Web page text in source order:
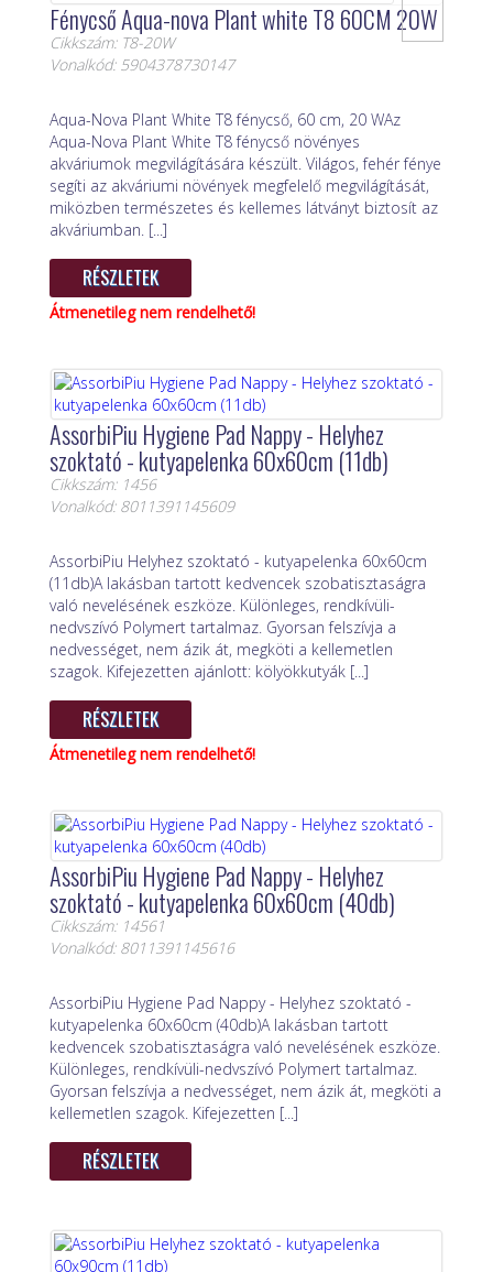
Fénycső Aqua-nova Plant white T8 60CM 20W
Cikkszám: T8-20W
Vonalkód: 5904378730147
Aqua-Nova Plant White T8 fénycső, 60 cm, 20 WAz
Aqua-Nova Plant White T8 fénycső növényes
akváriumok megvilágítására készült. Világos, fehér fénye
segíti az akváriumi növények megfelelő megvilágítását,
miközben természetes és kellemes látványt biztosít az
akváriumban. [...]
RÉSZLETEK
Átmenetileg nem rendelhető!
AssorbiPiu Hygiene Pad Nappy - Helyhez
szoktató - kutyapelenka 60x60cm (11db)
Cikkszám: 1456
Vonalkód: 8011391145609
AssorbiPiu Helyhez szoktató - kutyapelenka 60x60cm
(11db)A lakásban tartott kedvencek szobatisztaságra
való nevelésének eszköze. Különleges, rendkívüli-
nedvszívó Polymert tartalmaz. Gyorsan felszívja a
nedvességet, nem ázik át, megköti a kellemetlen
szagok. Kifejezetten ajánlott: kölyökkutyák [...]
RÉSZLETEK
Átmenetileg nem rendelhető!
AssorbiPiu Hygiene Pad Nappy - Helyhez
szoktató - kutyapelenka 60x60cm (40db)
Cikkszám: 14561
Vonalkód: 8011391145616
AssorbiPiu Hygiene Pad Nappy - Helyhez szoktató -
kutyapelenka 60x60cm (40db)A lakásban tartott
kedvencek szobatisztaságra való nevelésének eszköze.
Különleges, rendkívüli-nedvszívó Polymert tartalmaz.
Gyorsan felszívja a nedvességet, nem ázik át, megköti a
kellemetlen szagok. Kifejezetten [...]
RÉSZLETEK